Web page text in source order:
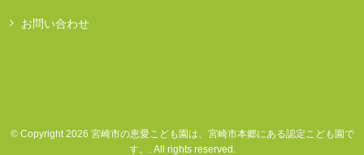
お問い合わせ
© Copyright 2026 宮崎市の恵愛こども園は、宮崎市本郷にある認定こども園で
す。. All rights reserved.